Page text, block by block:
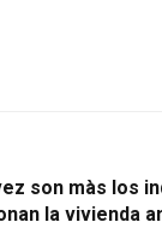
son màs los
la vivienda